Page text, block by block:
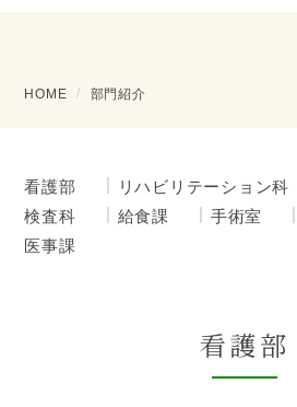
HOME 部門紹介
看護部 リハビリテーション科
検査科
給食課 手術室
医事課
看護部